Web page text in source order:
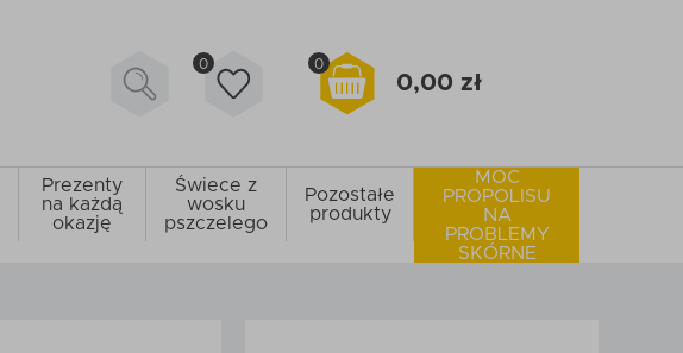
0 0
0,00 zł
Prezenty
na każdą
okazję
Świece z
wosku
pszczelego
Pozostałe
produkty
MOC
PROPOLISU
NA
PROBLEMY
SKÓRNE